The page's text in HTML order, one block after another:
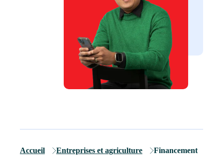
Accueil Entreprises et agriculture Financement